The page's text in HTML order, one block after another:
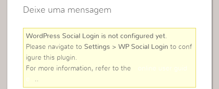
Deixe uma mensagem
WordPress Social Login is not configured yet
Please navigate to Settings > WP Social Login to conf
igure this plugin.
For more information, refer to the
online user guid
e